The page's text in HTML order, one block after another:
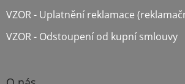
VZOR - Uplatnění reklamace
VZOR - Odstoupení od kupní smlouvy